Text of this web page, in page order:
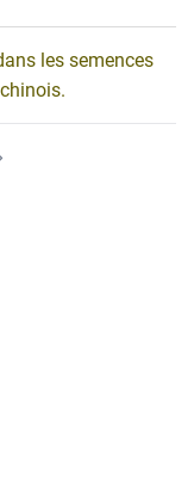
les semences